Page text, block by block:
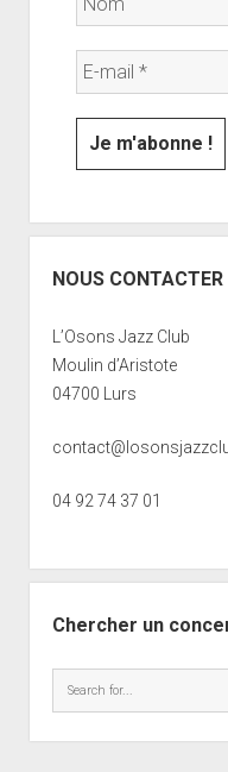
NOUS CONTACTER
L’Osons Jazz Club
Moulin d’Aristote
04700 Lurs
04 92 74 37 01
Chercher un